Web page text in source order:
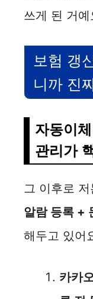
쓰게 된 거예
보험 갱
니까 진
자동이
관리가
그 이후로 저
알람 등록 +
해두고 있어
카카